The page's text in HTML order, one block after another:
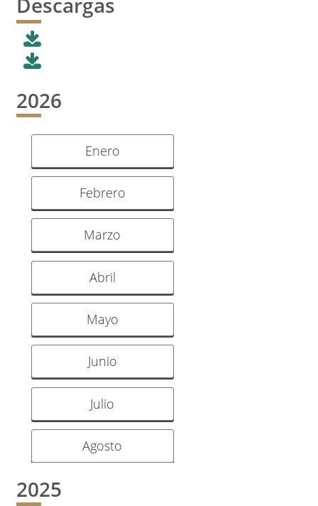
2026
Enero
Febrero
Marzo
Abril
Mayo
Junio
Julio
Agosto
2025